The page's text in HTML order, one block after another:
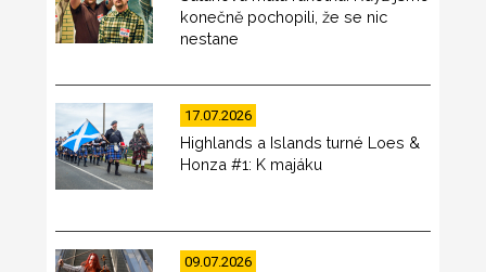
konečně pochopili, že se nic
nestane
17.07.2026
Highlands a Islands turné Loes &
Honza #1: K majáku
09.07.2026